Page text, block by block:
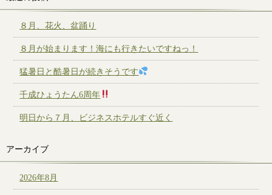
８月、花火、盆踊り
８月が始まります！海にも行きたいですねっ！
猛暑日と酷暑日が続きそうです
千成ひょうたん6周年
明日から７月、ビジネスホテルすぐ近く
アーカイブ
2026年8月